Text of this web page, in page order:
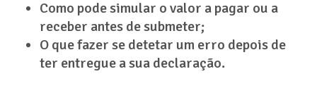
Como pode simular o valor a pagar ou a
receber antes de submeter;
O que fazer se detetar um erro depois de
ter entregue a sua declaração.